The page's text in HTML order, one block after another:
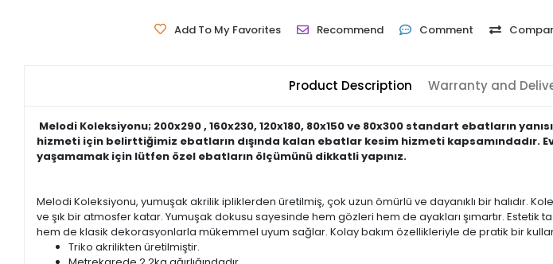
Add To My Favorites Recommend Comment
Product Description Warranty and
Melodi Koleksiyonu; 200x290 , 160x230, 120x180, 80x150 ve 80x300 standart ebatların
hizmeti için belirttiğimiz ebatların dışında kalan ebatlar kesim hizmeti kapsamındadır.
yaşamamak için lütfen özel ebatların ölçümünü dikkatli yapınız.
Melodi Koleksiyonu, yumuşak akrilik ipliklerden üretilmiş, çok uzun ömürlü ve dayanıklı bir halıdır.
ve şık bir atmosfer katar. Yumuşak dokusu sayesinde hem gözleri hem de ayakları şımartır.
hem de klasik dekorasyonlarla mükemmel uyum sağlar. Kolay bakım özellikleriyle de pratik bir
Triko akrilikten üretilmiştir.